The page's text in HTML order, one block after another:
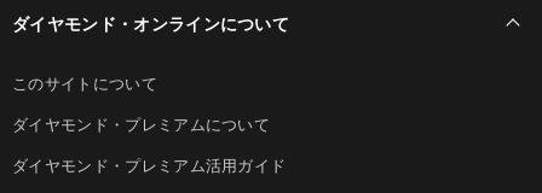
ダイヤモンド・オンラインについて
このサイトについて
ダイヤモンド・プレミアムについて
ダイヤモンド・プレミアム活用ガイド